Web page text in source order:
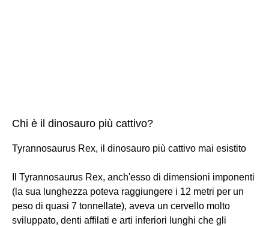
Chi è il dinosauro più cattivo?
Tyrannosaurus Rex, il dinosauro più cattivo mai esistito
Il Tyrannosaurus Rex, anch'esso di dimensioni imponenti
(la sua lunghezza poteva raggiungere i 12 metri per un
peso di quasi 7 tonnellate), aveva un cervello molto
sviluppato, denti affilati e arti inferiori lunghi che gli